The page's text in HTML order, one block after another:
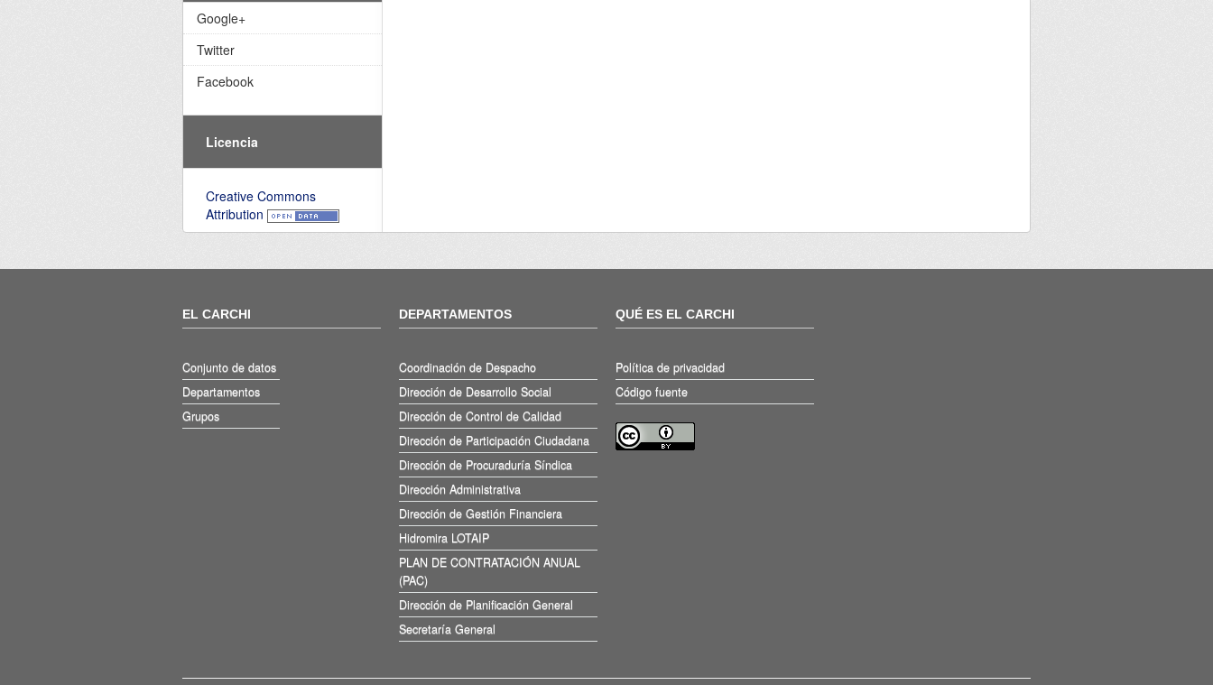
Google+
Twitter
Facebook
Licencia
Creative Commons
Attribution
EL CARCHI
Conjunto de datos
Departamentos
Grupos
DEPARTAMENTOS
Coordinación de Despacho
Dirección de Desarrollo Social
Dirección de Control de Calidad
Dirección de Participación Ciudadana
Dirección de Procuraduría Síndica
Dirección Administrativa
Dirección de Gestión Financiera
Hidromira LOTAIP
PLAN DE CONTRATACIÓN ANUAL
(PAC)
Dirección de Planificación General
Secretaría General
QUÉ ES EL CARCHI
Política de privacidad
Código fuente